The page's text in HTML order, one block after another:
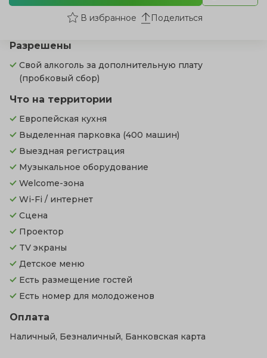
Разрешены
Свой алкоголь за дополнительную плату
(пробковый сбор)
Что на территории
Европейская кухня
Выделенная парковка (400 машин)
Выездная регистрация
Музыкальное оборудование
Welcome-зона
Wi-Fi / интернет
Сцена
Проектор
TV экраны
Детское меню
Есть размещение гостей
Есть номер для молодоженов
Оплата
Наличный, Безналичный, Банковская карта
Поделиться